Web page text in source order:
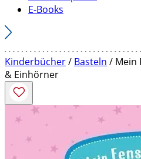
E-Books
Kinderbücher/ Basteln / Mein
& Einhörner